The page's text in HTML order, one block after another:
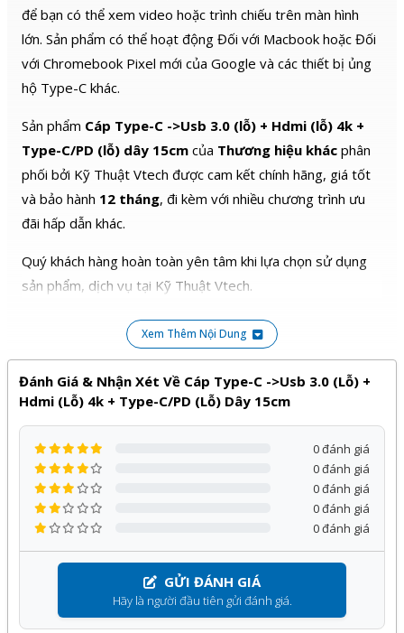
để bạn có thể xem video hoặc trình chiếu trên màn hình
lớn. Sản phẩm có thể hoạt động Đối với Macbook hoặc Đối
với Chromebook Pixel mới của Google và các thiết bị ủng
hộ Type-C khác.
Sản phẩm Cáp Type-C ->Usb 3.0 (lỗ) + Hdmi (lỗ) 4k +
Type-C/PD (lỗ) dây 15cm của Thương hiệu khác phân
phối bởi Kỹ Thuật Vtech được cam kết chính hãng, giá tốt
và bảo hành 12 tháng, đi kèm với nhiều chương trình ưu
đãi hấp dẫn khác.
Quý khách hàng hoàn toàn yên tâm khi lựa chọn sử dụng
sản phẩm, dịch vụ tại Kỹ Thuật Vtech.
Xem Thêm Nội Dung
Đánh Giá & Nhận Xét Về Cáp Type-C ->Usb 3.0 (lỗ) +
Hdmi (lỗ) 4k + Type-C/PD (lỗ) Dây 15cm
GỬI ĐÁNH GIÁ
Hãy là người đầu tiên gửi đánh giá.
0 đánh giá
0 đánh giá
0 đánh giá
0 đánh giá
0 đánh giá